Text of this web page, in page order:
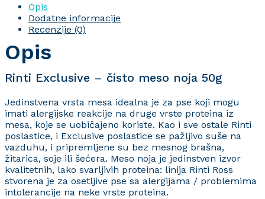
50g
količina
Opis
Dodatne informacije
Recenzije (0)
Opis
Rinti Exclusive – čisto meso noja 50g
Jedinstvena vrsta mesa idealna je za pse koji mogu
imati alergijske reakcije na druge vrste proteina iz
mesa, koje se uobičajeno koriste. Kao i sve ostale Rinti
poslastice, i Exclusive poslastice se pažljivo suše na
vazduhu, i pripremljene su bez mesnog brašna,
žitarica, soje ili šećera. Meso noja je jedinstven izvor
kvalitetnih, lako svarljivih proteina: linija Rinti Ross
stvorena je za osetljive pse sa alergijama / problemima
intolerancije na neke vrste proteina.